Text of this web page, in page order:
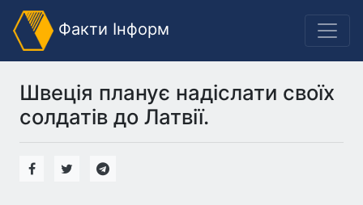
Факти Інформ
Швеція планує надіслати своїх
солдатів до Латвії.